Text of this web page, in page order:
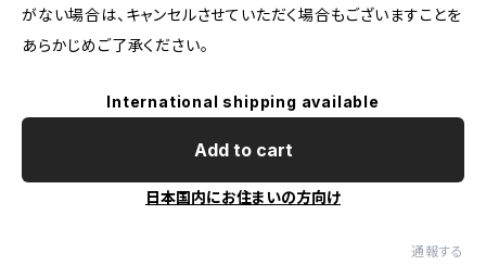
がない場合は、キャンセルさせていただく場合もございますことを
あらかじめご了承ください。
International shipping available
Add to cart
日本国内にお住まいの方向け
通報する